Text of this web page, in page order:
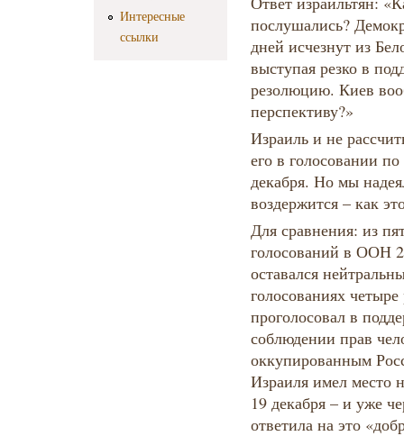
Интересные
ссылки
послушались?
дней исчезнут из
выступая резко в
резолюцию. Киев
перспективу?»
Израиль и не
его в голосовании
декабря. Но мы
воздержится – как
Для сравнения: из
голосований в ООН
оставался
голосованиях
проголосовал в
соблюдении прав
оккупированным
Израиля имел место
19 декабря – и уже
ответила на это